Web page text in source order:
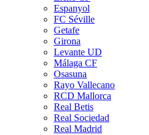
Espanyol
FC Séville
Getafe
Girona
Levante UD
Málaga CF
Osasuna
Rayo Vallecano
RCD Mallorca
Real Betis
Real Sociedad
Real Madrid